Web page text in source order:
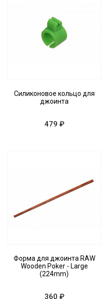
Силиконовое кольцо для
джоинта
479 ₽
Форма для джоинта RAW
Wooden Poker - Large
(224mm)
360 ₽